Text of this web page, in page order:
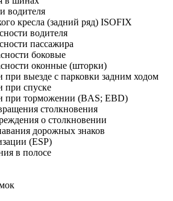
водителя
кресла (задний ряд) ISOFIX
водителя
пассажира
боковые
оконные (шторки)
выезде с парковки задним ходом
при спуске
при торможении (BAS; EBD)
столкновения
о столкновении
дорожных знаков
(ESP)
в полосе